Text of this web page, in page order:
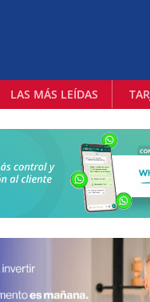
LAS MÁS LEÍDAS